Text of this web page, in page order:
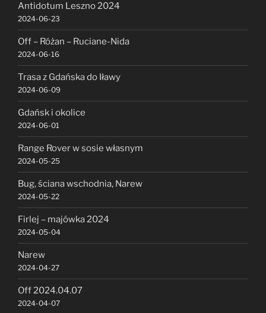
Antidotum Leszno 2024
2024-06-23
Off – Różan – Ruciane-Nida
2024-06-16
Trasa z Gdańska do Iławy
2024-06-09
Gdańsk i okolice
2024-06-01
Range Rover w sosie własnym
2024-05-25
Bug, ściana wschodnia, Narew
2024-05-22
Firlej – majówka 2024
2024-05-04
Narew
2024-04-27
Off 2024.04.07
2024-04-07